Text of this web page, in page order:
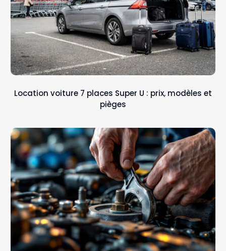
Location voiture 7 places Super U : prix, modèles et
pièges